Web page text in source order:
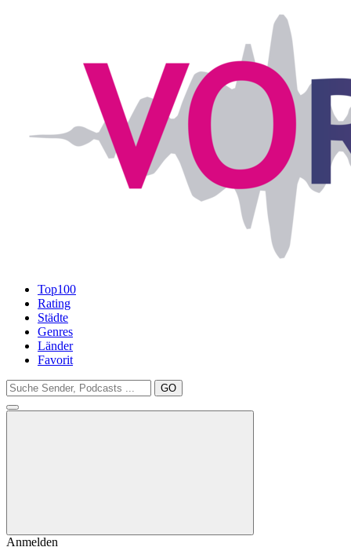
Top100
Rating
Städte
Genres
Länder
Favorit
GO
Anmelden